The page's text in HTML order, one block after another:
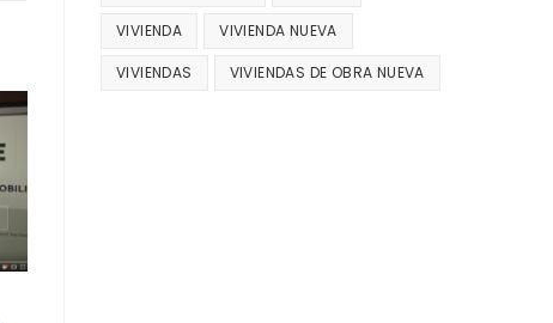
VIVIENDA VIVIENDA NUEVA
VIVIENDAS VIVIENDAS DE OBRA NUEVA